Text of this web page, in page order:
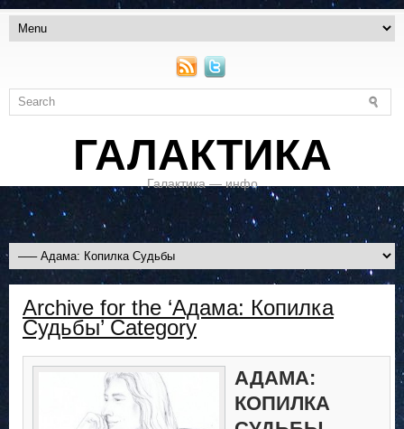
ГАЛАКТИКА
Галактика — инфо
Archive for the ‘Адама: Копилка
Судьбы’ Category
АДАМА:
КОПИЛКА